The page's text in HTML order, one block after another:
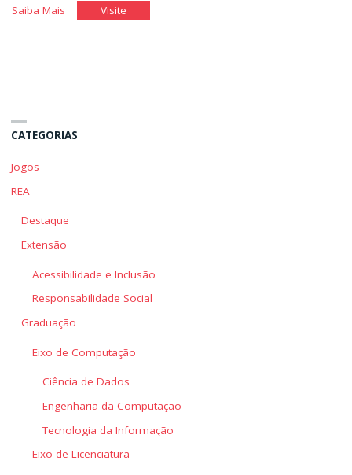
Saiba Mais"Foco
Visite"Foco
CATEGORIAS
Jogos
REA
Destaque
Extensão
Acessibilidade e Inclusão
Responsabilidade Social
Graduação
Eixo de Computação
Ciência de Dados
Engenharia da Computação
Tecnologia da Informação
Eixo de Licenciatura